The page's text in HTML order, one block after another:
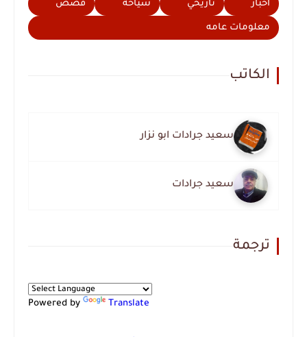
اخبار تاريخي سياحة قصص
معلومات عامه
الكاتب
سعيد جرادات ابو نزار
سعيد جرادات
ترجمة
Powered by Translate